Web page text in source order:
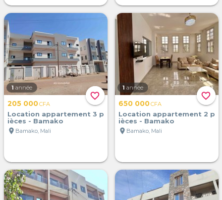
favorite_border
1 année
205 000CFA
Location appartement 3 p
ièces - Bamako
location_on Bamako, Mali
favorite_border
1 année
650 000CFA
Location appartement 2 p
ièces - Bamako
location_on Bamako, Mali